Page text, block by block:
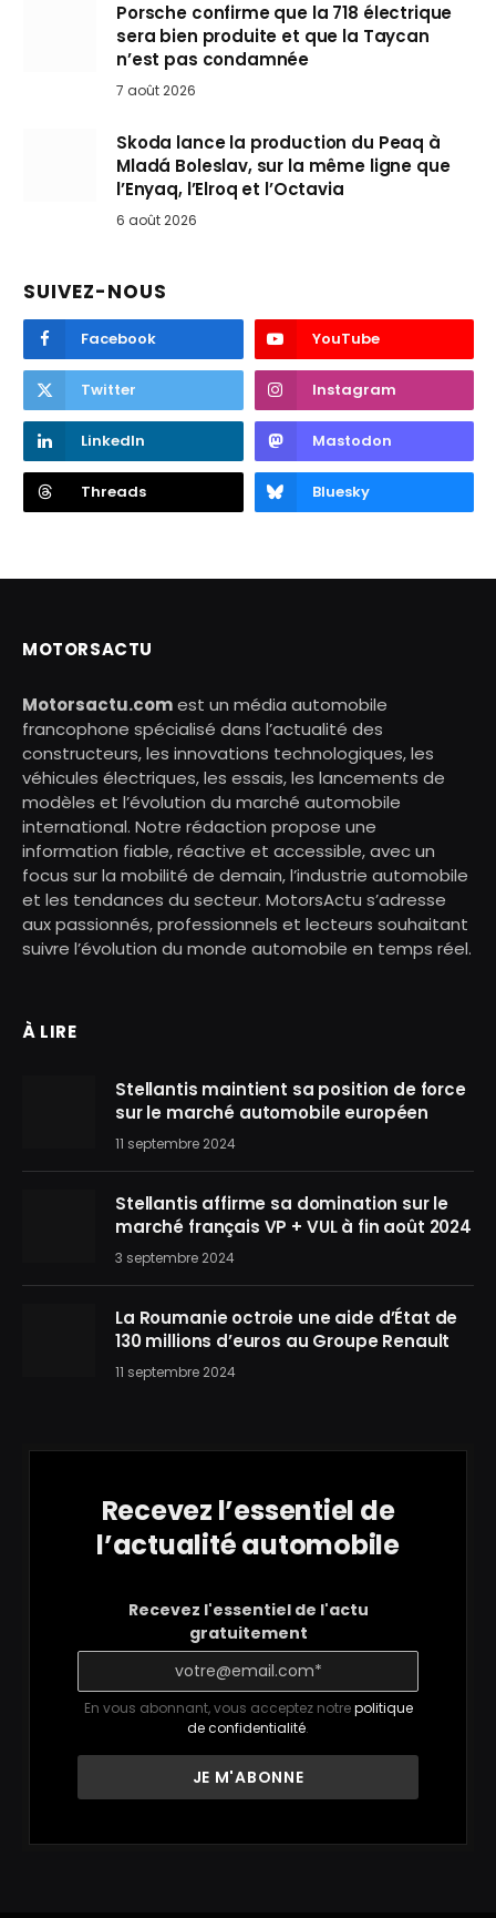
Porsche confirme que la 718 électrique
sera bien produite et que la Taycan
n’est pas condamnée
7 août 2026
Skoda lance la production du Peaq à
Mladá Boleslav, sur la même ligne que
l’Enyaq, l’Elroq et l’Octavia
6 août 2026
SUIVEZ-NOUS
Facebook YouTube
Twitter Instagram
LinkedIn Mastodon
Threads Bluesky
MOTORSACTU
Motorsactu.comest un média automobile
francophone spécialisé dans l’actualité des
constructeurs, les innovations technologiques, les
véhicules électriques, les essais, les lancements de
modèles et l’évolution du marché automobile
international. Notre rédaction propose une
information fiable, réactive et accessible, avec un
focus sur la mobilité de demain, l’industrie automobile
et les tendances du secteur. MotorsActu s’adresse
aux passionnés, professionnels et lecteurs souhaitant
suivre l’évolution du monde automobile en temps réel.
À LIRE
Stellantis maintient sa position de force
sur le marché automobile européen
11 septembre 2024
Stellantis affirme sa domination sur le
marché français VP + VUL à fin août 2024
3 septembre 2024
La Roumanie octroie une aide d’État de
130 millions d’euros au Groupe Renault
11 septembre 2024
Recevez l’essentiel de
l’actualité automobile
Recevez l'essentiel de l'actu
gratuitement
En vous abonnant, vous acceptez notrepolitique
de confidentialité.